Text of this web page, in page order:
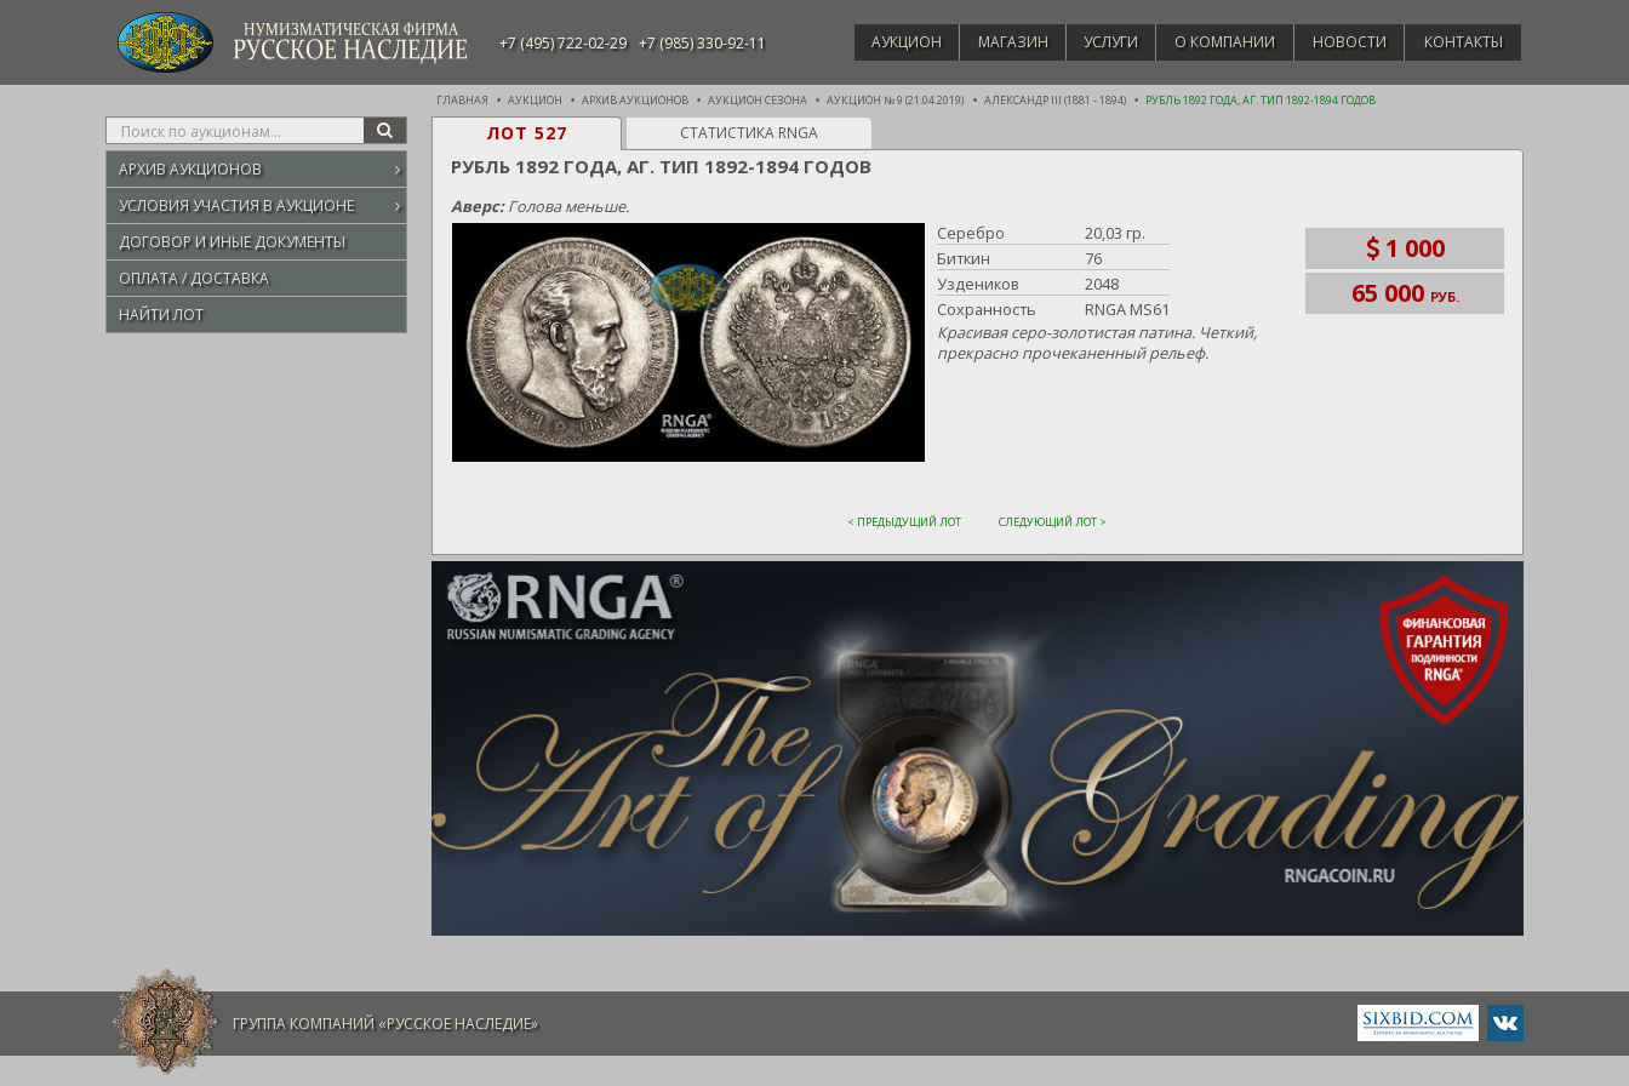
НУМИЗМАТИЧЕСКАЯ ФИРМА
РУССКОЕ НАСЛЕДИЕ +7 (495) 722-02-29 +7 (985) 330-92-11 АУКЦИОН МАГАЗИН УСЛУГИ О КОМПАНИИ НОВОСТИ КОНТАКТЫ
ГЛАВНАЯ АУКЦИОН АРХИВ АУКЦИОНОВ АУКЦИОН СЕЗОНА АУКЦИОН № 9 (21.04.2019) АЛЕКСАНДР III (1881 - 1894) РУБЛЬ 1892 ГОДА, АГ. ТИП 1892-1894 ГОДОВ
Type
your
search
here
SEARCH
АРХИВ АУКЦИОНОВ
УСЛОВИЯ УЧАСТИЯ В АУКЦИОНЕ
ДОГОВОР И ИНЫЕ ДОКУМЕНТЫ
ОПЛАТА / ДОСТАВКА
НАЙТИ ЛОТ
ЛОТ 527 СТАТИСТИКА RNGA
РУБЛЬ 1892 ГОДА, АГ. ТИП 1892-1894 ГОДОВ
Аверс:Голова меньше.
Серебро
20,03 гр.
Биткин
76
Уздеников
2048
Сохранность
RNGA MS61
Красивая серо-золотистая патина. Четкий,
прекрасно прочеканенный рельеф.
1 000
65 000 РУБ.
< ПРЕДЫДУЩИЙ ЛОТ СЛЕДУЮЩИЙ ЛОТ >
ГРУППА КОМПАНИЙ «РУССКОЕ НАСЛЕДИЕ»